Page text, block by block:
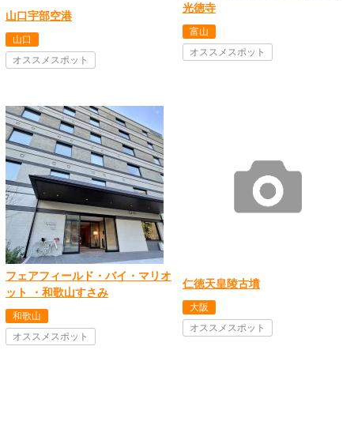
山口宇部空港
山口
オススメスポット
光徳寺
富山
オススメスポット
フェアフィールド・バイ・マリオ
ット ・和歌山すさみ
和歌山
オススメスポット
仁徳天皇陵古墳
大阪
オススメスポット